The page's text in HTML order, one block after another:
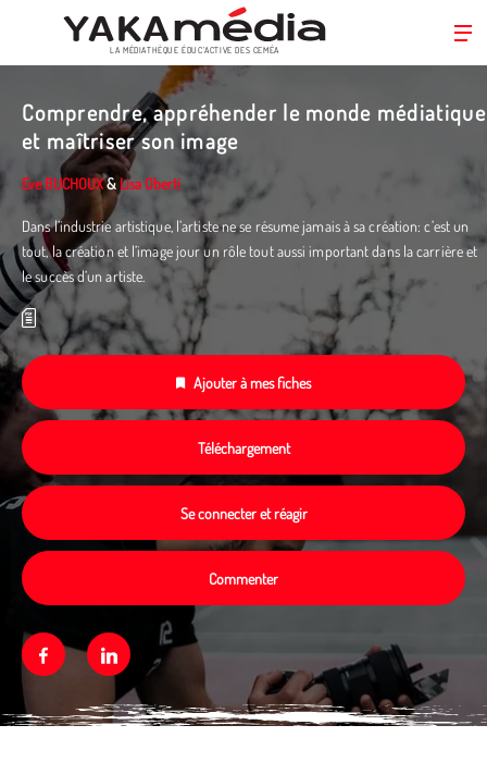
contenu
principal
LA MÉDIATHÈQUE ÉDUC’ACTIVE DES CEMÉA
Comprendre, appréhender le monde médiatique
et maîtriser son image
Eve BUCHOUX& Lisa Oberti
Dans l’industrie artistique, l’artiste ne se résume jamais à sa création: c’est un
tout, la création et l’image jour un rôle tout aussi important dans la carrière et
le succès d’un artiste.
Ajouter à mes fiches
Téléchargement
Se connecter et réagir
Commenter
FacebookLinkedin